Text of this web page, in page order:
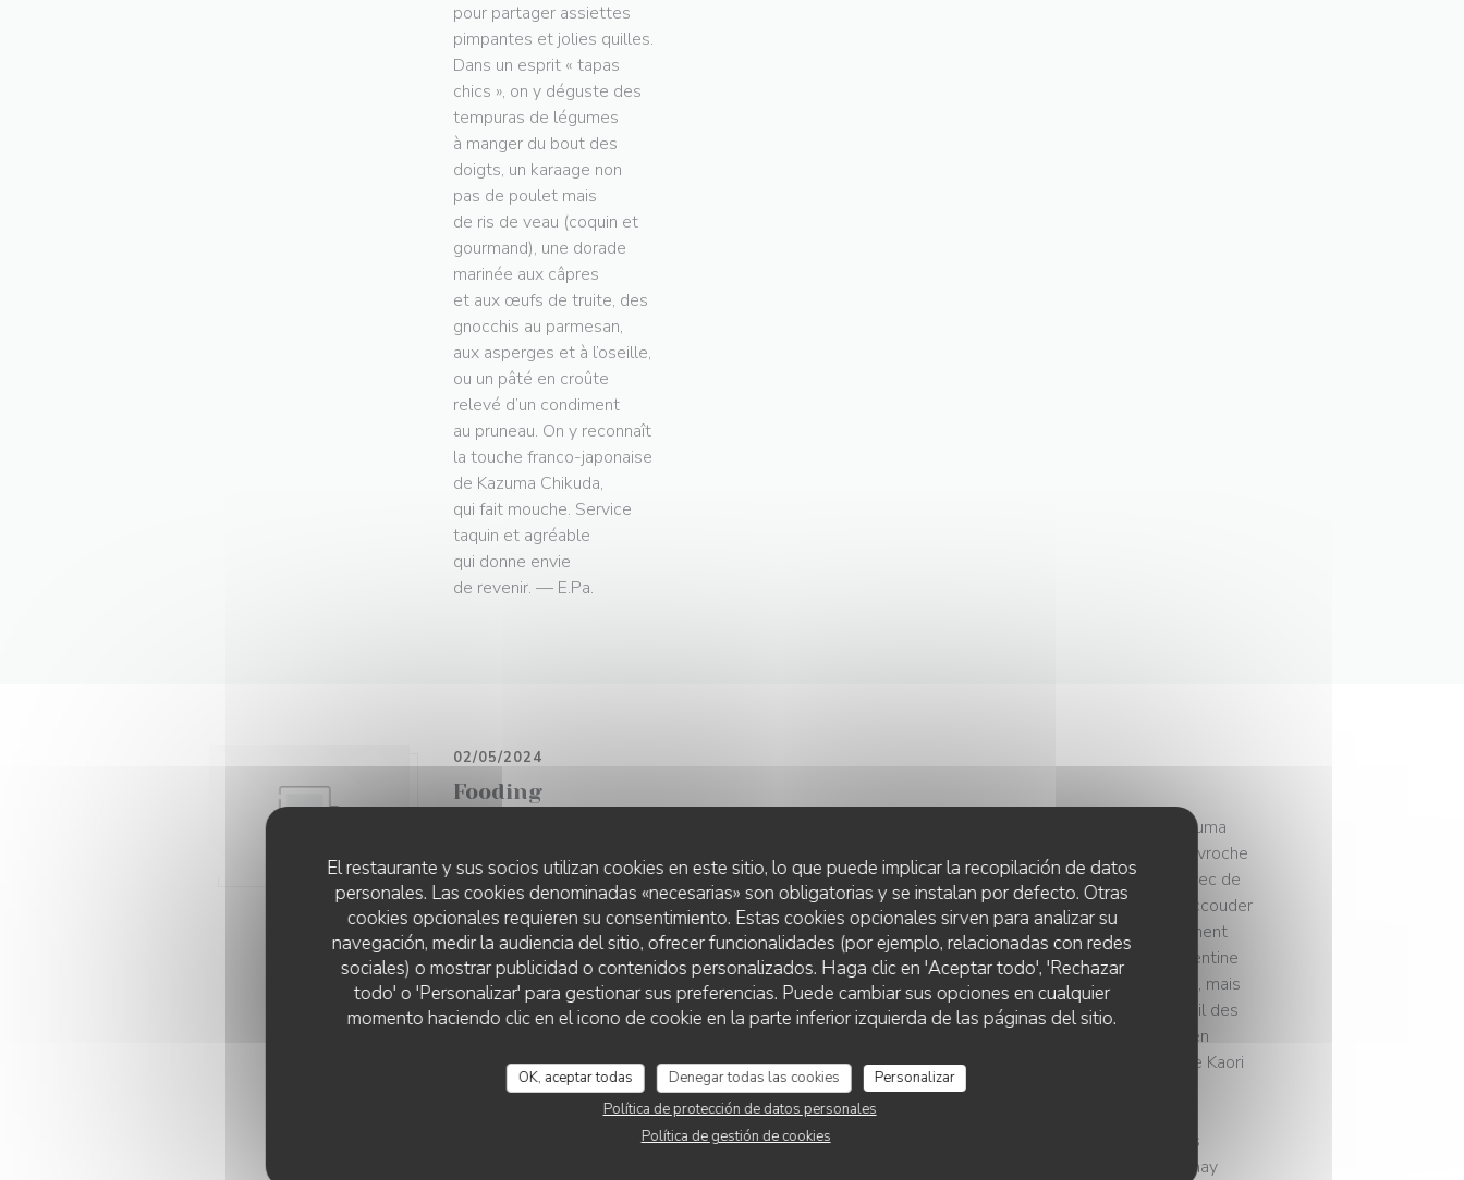
El restaurante y sus socios utilizan cookies en este sitio, lo que puede implicar la recopilación de datos
personales. Las cookies denominadas «necesarias» son obligatorias y se instalan por defecto. Otras
cookies opcionales requieren su consentimiento. Estas cookies opcionales sirven para analizar su
navegación, medir la audiencia del sitio, ofrecer funcionalidades (por ejemplo, relacionadas con redes
sociales) o mostrar publicidad o contenidos personalizados. Haga clic en 'Aceptar todo', 'Rechazar
todo' o 'Personalizar' para gestionar sus preferencias. Puede cambiar sus opciones en cualquier
momento haciendo clic en el icono de cookie en la parte inferior izquierda de las páginas del sitio.
OK, aceptar todas Denegar todas las cookies
Personalizar
Política de protección de datos personales
Política de gestión de cookies
pour partager assiettes
pimpantes et jolies quilles.
Dans un esprit « tapas
chics », on y déguste des
tempuras de légumes
à manger du bout des
doigts, un karaage non
pas de poulet mais
de ris de veau (coquin et
gourmand), une dorade
marinée aux câpres
et aux œufs de truite, des
gnocchis au parmesan,
aux asperges et à l’oseille,
ou un pâté en croûte
relevé d’un condiment
au pruneau. On y reconnaît
la touche franco-japonaise
de Kazuma Chikuda,
qui fait mouche. Service
taquin et agréable
qui donne envie
de revenir. — E.Pa.
Fooding
02/05/2024
En quête du Graal, du côté de la rue Mouffetard ? De bonne foi, Julien Alain, Thomas Legrand et Kazuma
Chikuda, la clique du resto Narro, ont mis leur Calice entre les mains du cuistot Louis Fedide (ex-Gavroche
à Londres) et de son second second Nicolas Most (ex-Flonflon à Paris). La mise ? Une salle ocre avec de
larges banquettes en cuir pour des tablées bien calées, un grand comptoir marbre et teck pour s’accouder
en binôme ou en solo, et une cuisine ouverte où s’affaire la bonne paire : poireau confit puis légèrement
grillé au charbon binchotan, repeint d’un sabayon au vin jaune, de crumble au sésame, curd de clémentine
et herbes poivrées (pourpier, tagète, oxalis) ; équilibriste filet de merlu à la braise, avec re-sabayon, mais
façon bisque au cognac cette fois, salade de fenouil cru légèrement vinaigrée, poire fermentée et ail des
ours ; et dessert style mémé en Air Max à paillettes, soit du riz au lait avec une tuile de caramel bien
corsée, plus mangue rôtie au thym, sorbet passion et émulsion de citron vert, signé par la pâtissière Kaori
Akazawa. // Yves Inoveritas
POUR LA SOIF ? Thomas veille sur une jolie sélec’ bio-naturiste : macération roussillonnaise du Clos
Massotte (10 € le verre), bourgogne aligoté Albert du Domaine Derey (50 € la bouteille), chardonnay